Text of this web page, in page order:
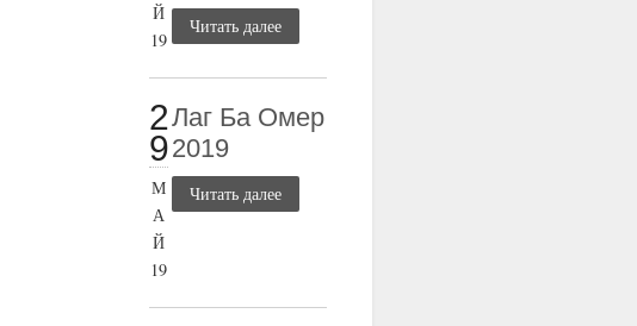
Й
19
Читать далее
2
9
М
А
Й
19
Лаг Ба Омер
2019
Читать далее